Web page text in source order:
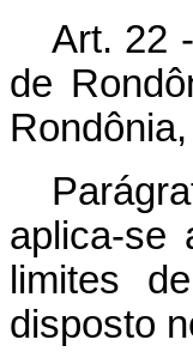
Art. 22
de
aplica-se
limites
disposto